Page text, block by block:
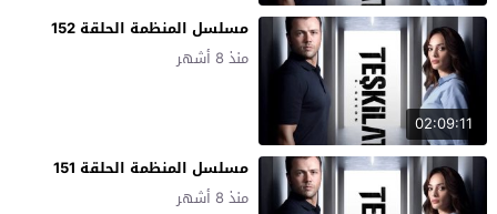
02:09:11
مسلسل المنظمة الحلقة 152
منذ 8 أشهر
مسلسل المنظمة الحلقة 151
منذ 8 أشهر